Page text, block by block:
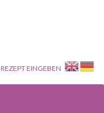
REZEPT EINGEBEN